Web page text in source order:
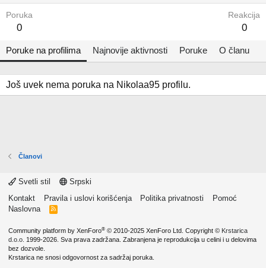
Poruka
0
Reakcija
0
Poruke na profilima Najnovije aktivnosti Poruke O članu
Još uvek nema poruka na Nikolaa95 profilu.
Članovi
Svetli stil
Srpski
Kontakt
Pravila i uslovi korišćenja Politika privatnosti
Pomoć
Naslovna
R
Community platform by XenForo® © 2010-2025 XenForo Ltd. Copyright © Krstarica
d.o.o. 1999-2026. Sva prava zadržana. Zabranjena je reprodukcija u celini i u delovima
bez dozvole.
Krstarica ne snosi odgovornost za sadržaj poruka.